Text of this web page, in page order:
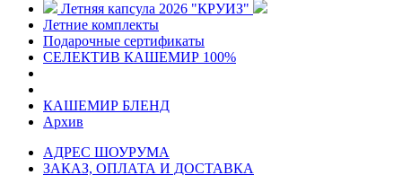
Летняя капсула 2026 "КРУИЗ"
Летние комплекты
Подарочные сертификаты
СЕЛЕКТИВ КАШЕМИР 100%
КАШЕМИР БЛЕНД
Архив
АДРЕС ШОУРУМА
ЗАКАЗ, ОПЛАТА И ДОСТАВКА